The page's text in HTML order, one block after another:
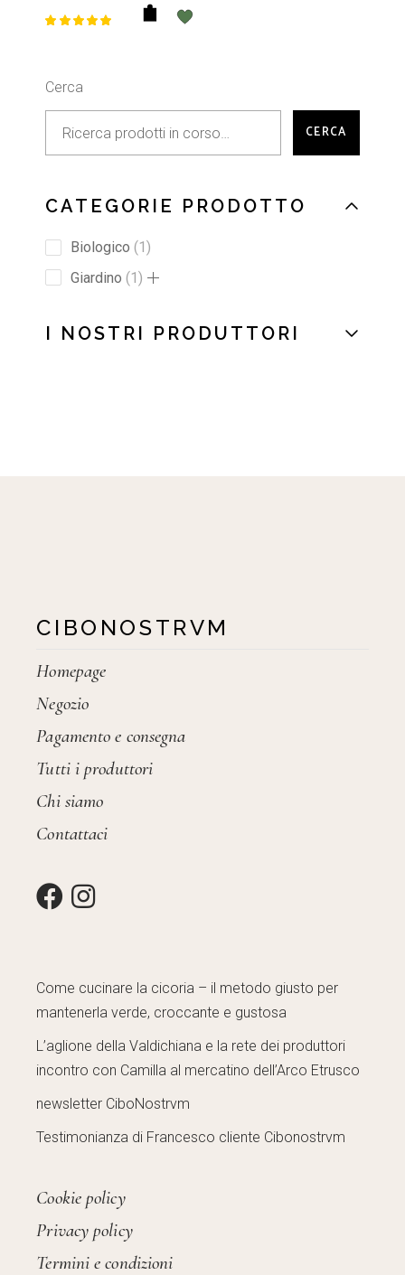
Cerca
CERCA
CATEGORIE PRODOTTO
Biologico 1
Giardino 1
I NOSTRI PRODUTTORI
CIBONOSTRVM
Homepage
Negozio
Pagamento e consegna
Tutti i produttori
Chi siamo
Contattaci
Come cucinare la cicoria – il metodo giusto per
mantenerla verde, croccante e gustosa
L’aglione della Valdichiana e la rete dei produttori
incontro con Camilla al mercatino dell’Arco Etrusco
newsletter CiboNostrvm
Testimonianza di Francesco cliente Cibonostrvm
Cookie policy
Privacy policy
Termini e condizioni